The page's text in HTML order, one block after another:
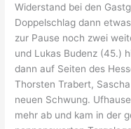
Widerstand bei den
Doppelschlag dann
zur Pause noch zwei
und Lukas Budenz (45.)
dann auf Seiten des
Thorsten Trabert,
neuen Schwung.
mehr ab und kam in der